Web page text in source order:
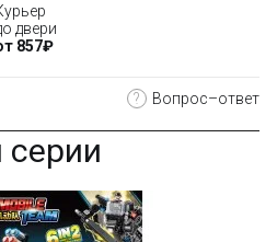
двери
857₽
? Вопрос–ответ
серии